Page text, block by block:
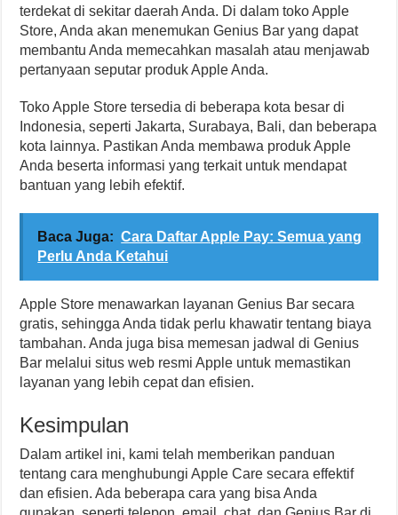
terdekat di sekitar daerah Anda. Di dalam toko Apple
Store, Anda akan menemukan Genius Bar yang dapat
membantu Anda memecahkan masalah atau menjawab
pertanyaan seputar produk Apple Anda.
Toko Apple Store tersedia di beberapa kota besar di
Indonesia, seperti Jakarta, Surabaya, Bali, dan beberapa
kota lainnya. Pastikan Anda membawa produk Apple
Anda beserta informasi yang terkait untuk mendapat
bantuan yang lebih efektif.
Baca Juga: Cara Daftar Apple Pay: Semua yang
Perlu Anda Ketahui
Apple Store menawarkan layanan Genius Bar secara
gratis, sehingga Anda tidak perlu khawatir tentang biaya
tambahan. Anda juga bisa memesan jadwal di Genius
Bar melalui situs web resmi Apple untuk memastikan
layanan yang lebih cepat dan efisien.
Kesimpulan
Dalam artikel ini, kami telah memberikan panduan
tentang cara menghubungi Apple Care secara effektif
dan efisien. Ada beberapa cara yang bisa Anda